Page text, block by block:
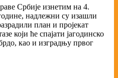
Србије изнетим на 4.
надлежни су изашли
план и пројекат
који ће спајати јагодинско
као и изградњу првог